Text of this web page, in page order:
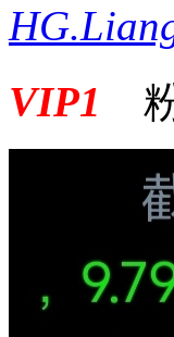
VIP1